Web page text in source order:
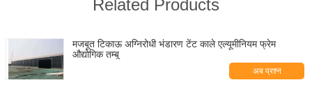
Related Products
मजबूत टिकाऊ अग्निरोधी भंडारण टेंट काले एल्यूमीनियम फ्रेम
औद्योगिक तम्बू
अब प्रश्न